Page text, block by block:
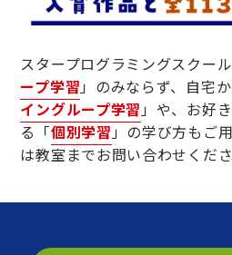
スタープログラミングスクー
ープ学習 」のみならず、自宅
イングループ学習 」や、お好
る「個別学習 」の学び方もご
は教室までお問い合わせくださ